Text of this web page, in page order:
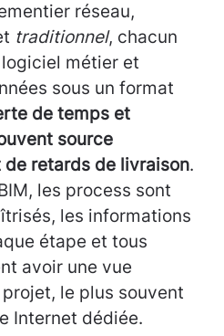
réseau,
traditionnel, chacun
métier et
sous un format
de temps et
source
de retards de livraison.
les process sont
les informations
étape et tous
avoir une vue
projet, le plus souvent
Internet dédiée.